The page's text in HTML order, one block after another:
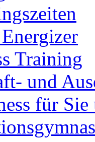
Training
und
für